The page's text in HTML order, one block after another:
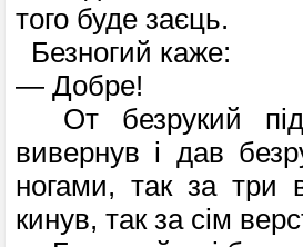
того буде заєць.
Безногий каже:
— Добре!
От безрукий
вивернув і дав
ногами, так за три
кинув, так за сім